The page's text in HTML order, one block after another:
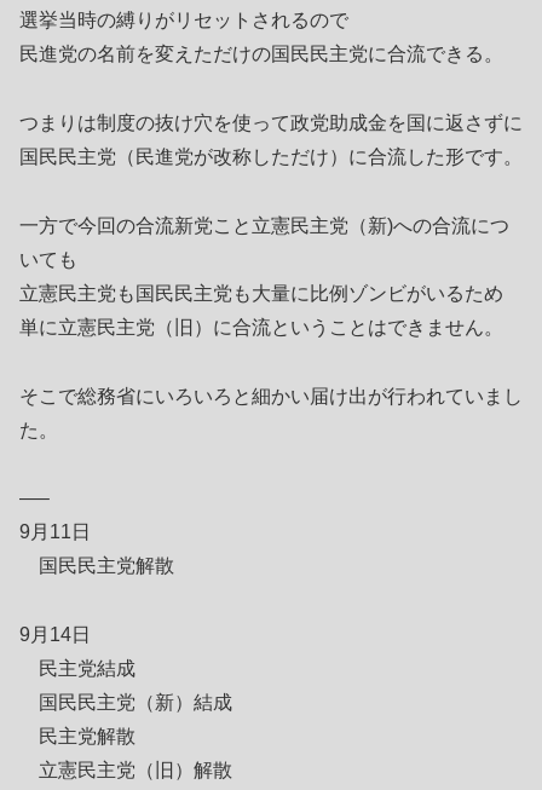
選挙当時の縛りがリセットされるので
民進党の名前を変えただけの国民民主党に合流できる。
つまりは制度の抜け穴を使って政党助成金を国に返さずに
国民民主党（民進党が改称しただけ）に合流した形です。
一方で今回の合流新党こと立憲民主党（新)への合流につ
いても
立憲民主党も国民民主党も大量に比例ゾンビがいるため
単に立憲民主党（旧）に合流ということはできません。
そこで総務省にいろいろと細かい届け出が行われていまし
た。
—–
9月11日
国民民主党解散
9月14日
民主党結成
国民民主党（新）結成
民主党解散
立憲民主党（旧）解散